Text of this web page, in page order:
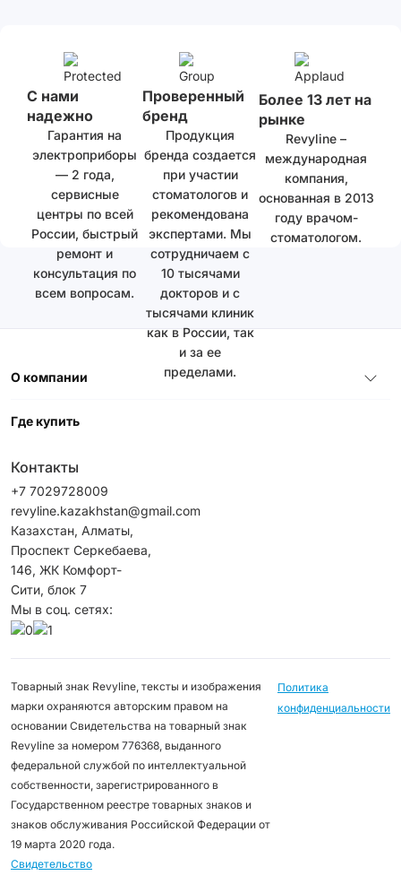
С нами
надежно
Гарантия на
электроприборы
— 2 года,
сервисные
центры по всей
России, быстрый
ремонт и
консультация по
всем вопросам.
Проверенный
бренд
Продукция
бренда создается
при участии
стоматологов и
рекомендована
экспертами. Мы
сотрудничаем с
10 тысячами
докторов и с
тысячами клиник
как в России, так
и за ее
пределами.
Более 13 лет на
рынке
Revyline –
международная
компания,
основанная в 2013
году врачом-
стоматологом.
О компании
Где купить
Контакты
+7 7029728009
revyline.kazakhstan@gmail.com
Казахстан, Алматы,
Проспект Серкебаева,
146, ЖК Комфорт-
Сити, блок 7
Мы в соц. сетях:
Товарный знак Revyline, тексты и изображения
марки охраняются авторским правом на
основании Свидетельства на товарный знак
Revyline за номером 776368, выданного
федеральной службой по интеллектуальной
собственности, зарегистрированного в
Государственном реестре товарных знаков и
знаков обслуживания Российской Федерации от
19 марта 2020 года.
Свидетельство
Политика
конфиденциальности